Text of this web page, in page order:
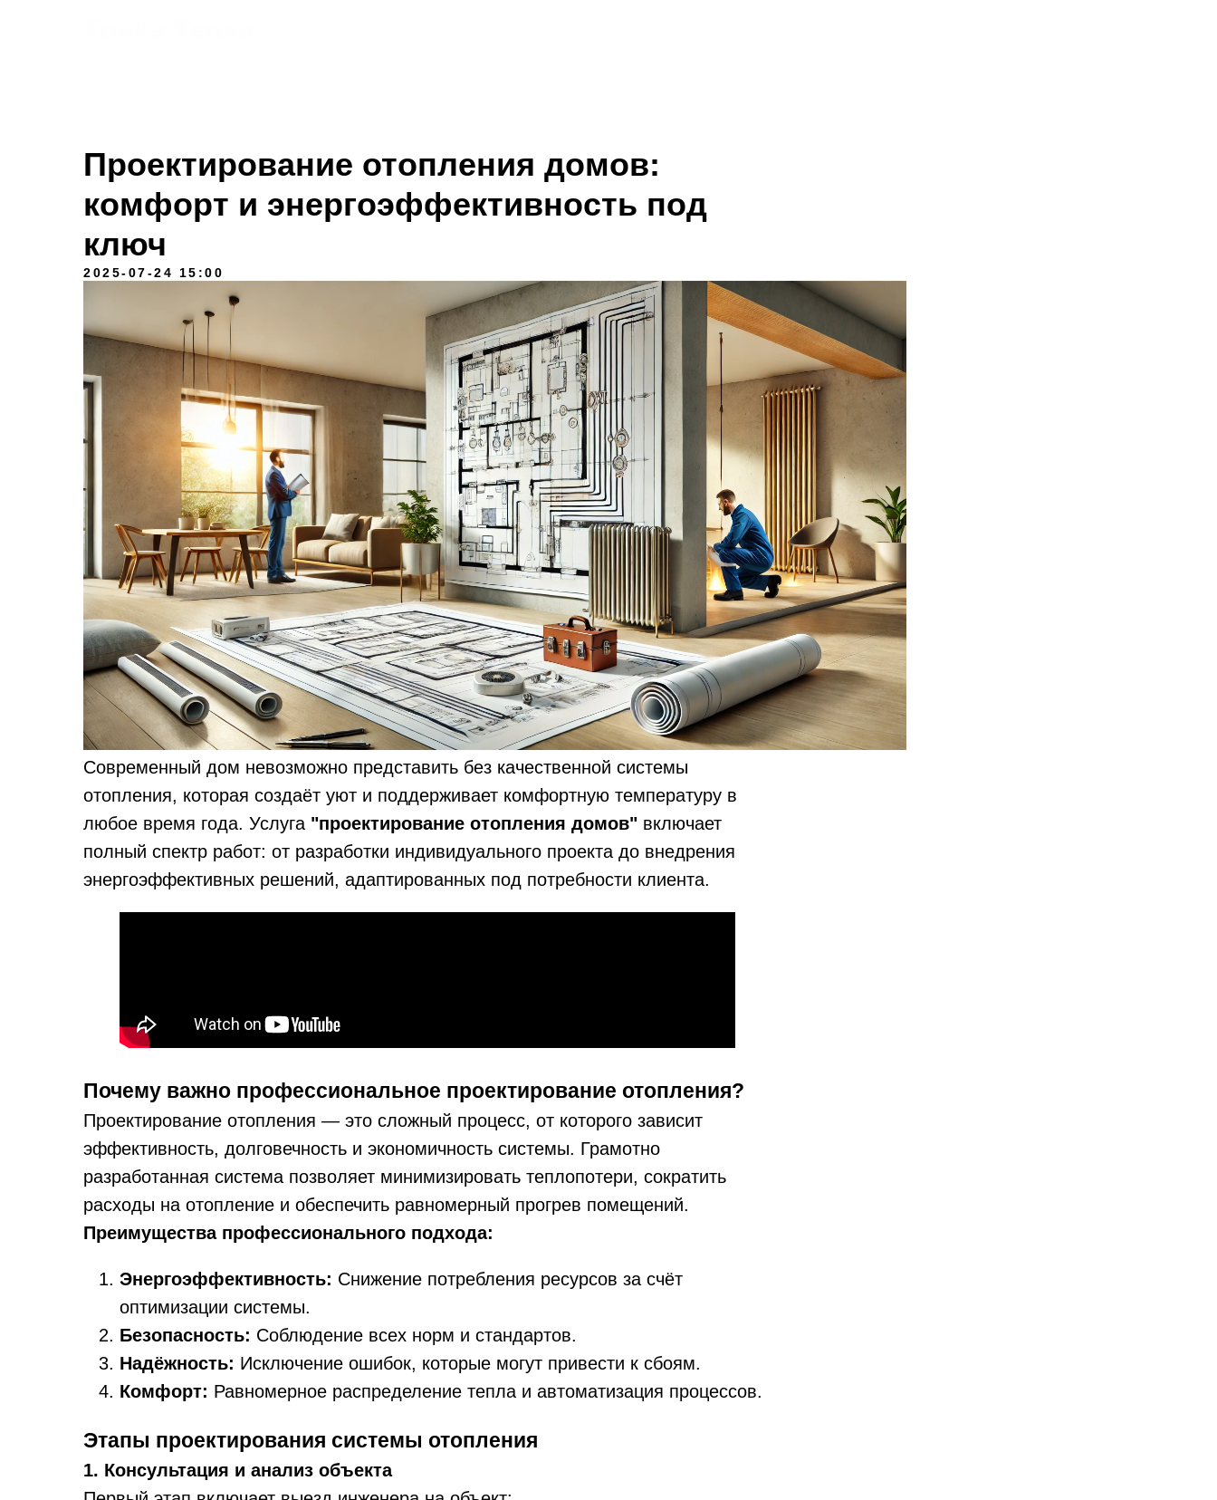
Проектирование отопления домов:
комфорт и энергоэффективность под
ключ
2025-07-24 15:00
Современный дом невозможно представить без качественной системы
отопления, которая создаёт уют и поддерживает комфортную температуру в
любое время года. Услуга "проектирование отопления домов" включает
полный спектр работ: от разработки индивидуального проекта до внедрения
энергоэффективных решений, адаптированных под потребности клиента.
Почему важно профессиональное проектирование отопления?
Проектирование отопления — это сложный процесс, от которого зависит
эффективность, долговечность и экономичность системы. Грамотно
разработанная система позволяет минимизировать теплопотери, сократить
расходы на отопление и обеспечить равномерный прогрев помещений.
Преимущества профессионального подхода:
Энергоэффективность: Снижение потребления ресурсов за счёт
оптимизации системы.
Безопасность: Соблюдение всех норм и стандартов.
Надёжность: Исключение ошибок, которые могут привести к сбоям.
Комфорт: Равномерное распределение тепла и автоматизация процессов.
Этапы проектирования системы отопления
1. Консультация и анализ объекта